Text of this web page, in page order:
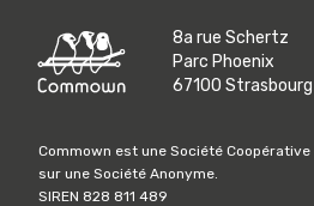
8a rue Schertz
Parc Phoenix
67100 Strasbourg
Commown est une Société
sur une Société Anonyme.
SIREN 828 811 489